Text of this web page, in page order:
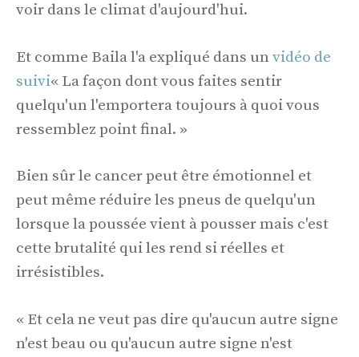
voir dans le climat d'aujourd'hui.
Et comme Baila l'a expliqué dans un vidéo de
suivi« La façon dont vous faites sentir
quelqu'un l'emportera toujours à quoi vous
ressemblez point final. »
Bien sûr le cancer peut être émotionnel et
peut même réduire les pneus de quelqu'un
lorsque la poussée vient à pousser mais c'est
cette brutalité qui les rend si réelles et
irrésistibles.
« Et cela ne veut pas dire qu'aucun autre signe
n'est beau ou qu'aucun autre signe n'est